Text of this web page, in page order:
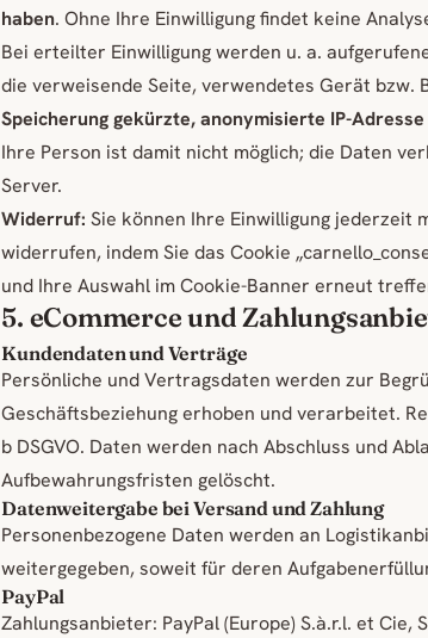
haben. Ohne Ihre Einwilligung findet keine
Bei erteilter Einwilligung werden u. a.
die verweisende Seite, verwendetes Gerät bzw.
Speicherung gekürzte, anonymisierte IP-Adresse
Ihre Person ist damit nicht möglich; die Daten
Server.
Widerruf: Sie können Ihre Einwilligung jederzeit
widerrufen, indem Sie das Cookie
und Ihre Auswahl im Cookie-Banner erneut
5. eCommerce und
Kundendaten und Verträge
Persönliche und Vertragsdaten werden zur
Geschäftsbeziehung erhoben und verarbeitet.
b DSGVO. Daten werden nach Abschluss und
Aufbewahrungsfristen gelöscht.
Datenweitergabe bei Versand und Zahlung
Personenbezogene Daten werden an
weitergegeben, soweit für deren
PayPal
Zahlungsanbieter: PayPal (Europe) S.à.r.l. et Cie,